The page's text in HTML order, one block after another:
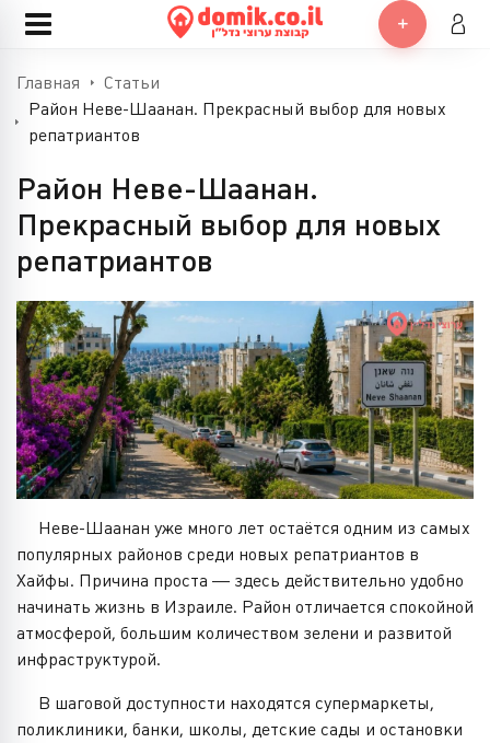
Главная
Статьи
Район Неве-Шаанан. Прекрасный выбор для новых
репатриантов
Район Неве-Шаанан.
Прекрасный выбор для новых
репатриантов
Неве-Шаанан уже много лет остаётся одним из самых
популярных районов среди новых репатриантов в
Хайфы. Причина проста — здесь действительно удобно
начинать жизнь в Израиле. Район отличается спокойной
атмосферой, большим количеством зелени и развитой
инфраструктурой.
В шаговой доступности находятся супермаркеты,
поликлиники, банки, школы, детские сады и остановки